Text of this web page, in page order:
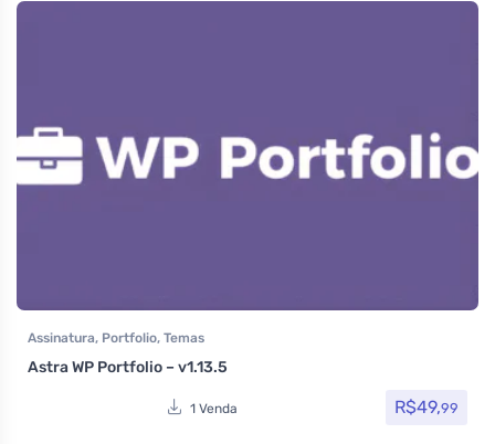
Assinatura, Portfolio, Temas
Astra WP Portfolio – v1.13.5
1 Venda R$49,99